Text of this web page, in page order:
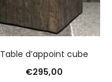
Table d’appoint cube
€295,00